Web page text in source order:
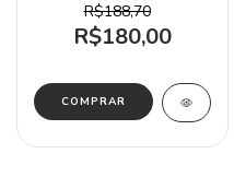
R$188,70
R$180,00